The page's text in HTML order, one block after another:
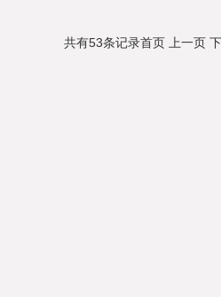
共有53条记录首页 上一页